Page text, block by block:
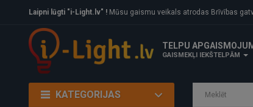
Laipni lūgti "i-Light.lv" ! Mūsu gaismu veikals atrodas Brīvības gatvē
TELPU
GAISMEKĻI IEKŠTELPĀM
KATEGORIJAS